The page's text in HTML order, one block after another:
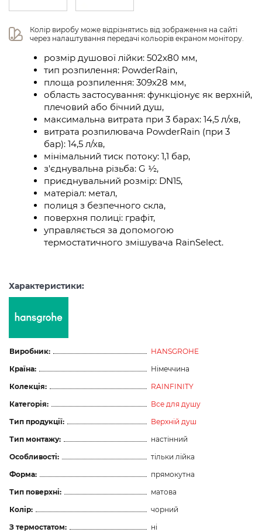
Колір виробу може відрізнятись від зображення на сайті
через налаштування передачі кольорів екраном монітору.
розмір душової лійки: 502х80 мм,
тип розпилення: PowderRain,
площа розпилення: 309x28 мм,
область застосування: функціонує як верхній,
плечовий або бічний душ,
максимальна витрата при 3 барах: 14,5 л/хв,
витрата розпилювача PowderRain (при 3
бар): 14,5 л/хв,
мінімальний тиск потоку: 1,1 бар,
з'єднувальна різьба: G ½,
приєднувальний розмір: DN15,
матеріал: метал,
полиця з безпечного скла,
поверхня полиці: графіт,
управляється за допомогою
термостатичного змішувача RainSelect.
Характеристики:
Виробник:
HANSGROHE
Країна:
Німеччина
Колекція:
RAINFINITY
Категорія:
Все для душу
Тип продукції:
Верхній душ
Тип монтажу:
настінний
Особливості:
тільки лійка
Форма:
прямокутна
Тип поверхні:
матова
Колір:
чорний
З термостатом:
ні